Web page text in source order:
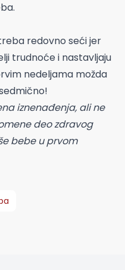
redovno seći jer
trudnoće i nastavljaju
nedeljama možda
iznenađenja, ali ne
deo zdravog
bebe u prvom